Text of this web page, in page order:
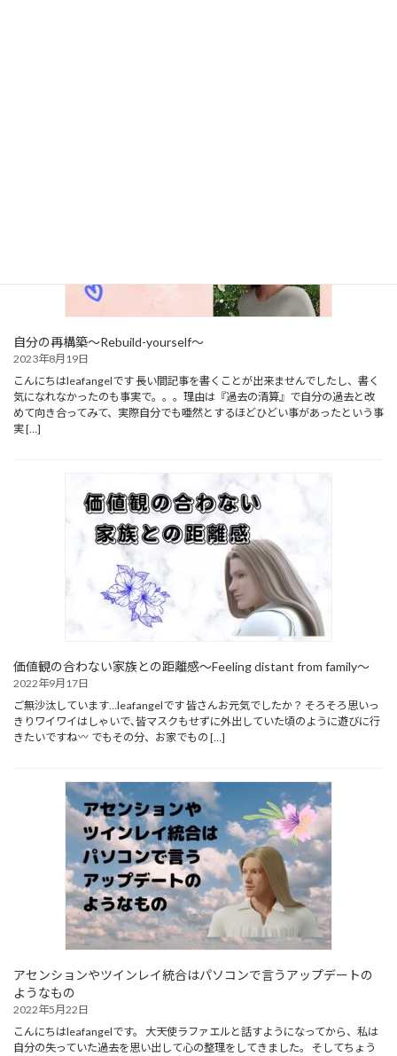
自分の再構築～Rebuild-yourself～
2023年8月19日
こんにちはleafangelです 長い間記事を書くことが出来ませんでしたし、書く
気になれなかったのも事実で。。。理由は『過去の清算』で自分の過去と改
めて向き合ってみて、実際自分でも唖然とするほどひどい事があったという事
実 […]
価値観の合わない家族との距離感～Feeling distant from family～
2022年9月17日
ご無沙汰しています…leafangelです 皆さんお元気でしたか？ そろそろ思いっ
きりワイワイはしゃいで､皆マスクもせずに外出していた頃のように遊びに行
きたいですね
でもその分、お家でもの […]
アセンションやツインレイ統合はパソコンで言うアップデートの
ようなもの
2022年5月22日
こんにちはleafangelです。 大天使ラファエルと話すようになってから、私は
自分の失っていた過去を思い出して心の整理をしてきました。 そしてちょう